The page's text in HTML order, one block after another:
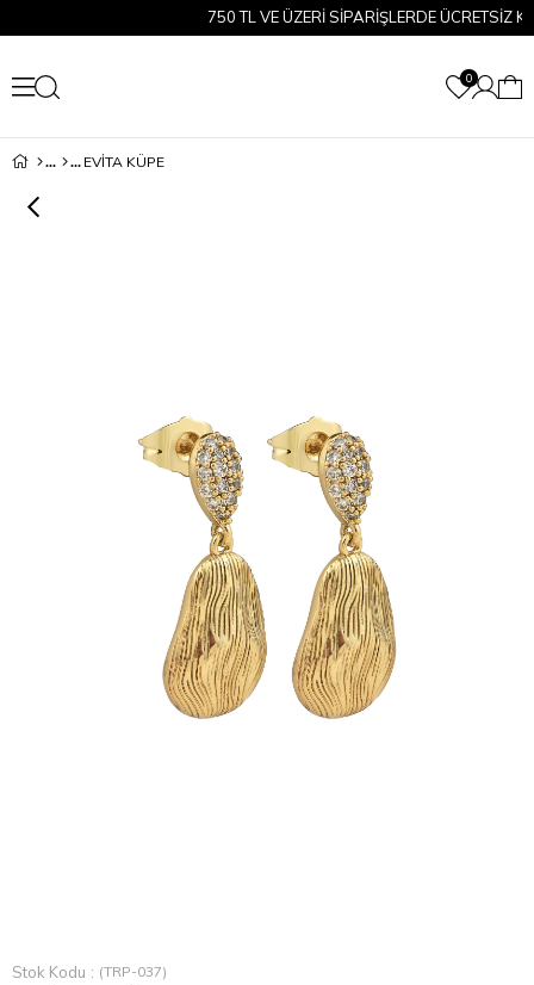
750 TL VE ÜZERİ SİPARİŞLERDE ÜCRETSİZ
0
EVİTA KÜPE
Stok Kodu (TRP-037)